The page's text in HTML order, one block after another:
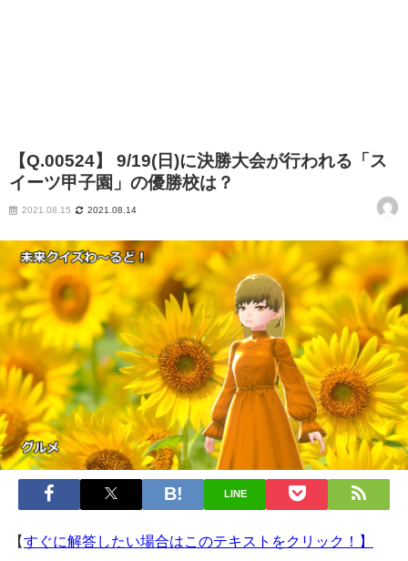
【Q.00524】 9/19(日)に決勝大会が行われる「ス
イーツ甲子園」の優勝校は？
2021.08.15 2021.08.14
LINE
【すぐに解答したい場合はこのテキストをクリック！】